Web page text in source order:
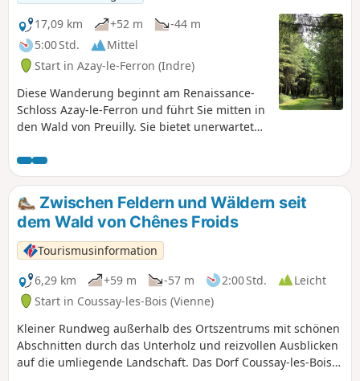
17,09 km
+52 m
-44 m
5:00 Std.
Mittel
Start in Azay-le-Ferron (Indre)
Diese Wanderung beginnt am Renaissance-
Schloss Azay-le-Ferron und führt Sie mitten in
den Wald von Preuilly. Sie bietet unerwartete
Résistance, einen von Bäumen umgebenen
Teich und Ausblicke auf den Tierpark Haute-
Touche.Zwischen Feldern und Wäldern seit
dem Wald von Chênes Froids
Tourismusinformation
6,29 km
+59 m -57 m 2:00 Std.
Leicht
Start in Coussay-les-Bois (Vienne)
Kleiner Rundweg außerhalb des Ortszentrums mit schönen
Abschnitten durch das Unterholz und reizvollen Ausblicken
auf die umliegende Landschaft. Das Dorf Coussay-les-Bois